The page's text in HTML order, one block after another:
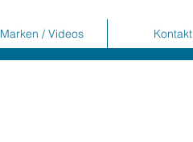
Marken / Videos Kontakt